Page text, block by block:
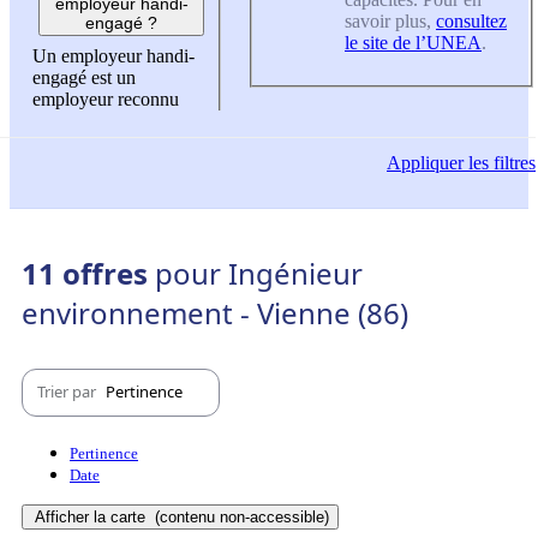
employeur handi-
engagé ?
Un employeur handi-
engagé est un
employeur reconnu
savoir plus, consultez
le site de l’UNEA.
Appliquerles filtres
11 offres pour Ingénieur
environnement - Vienne (86)
Trier par Pertinence
Pertinence
Date
Afficher la carte (contenu non-accessible)